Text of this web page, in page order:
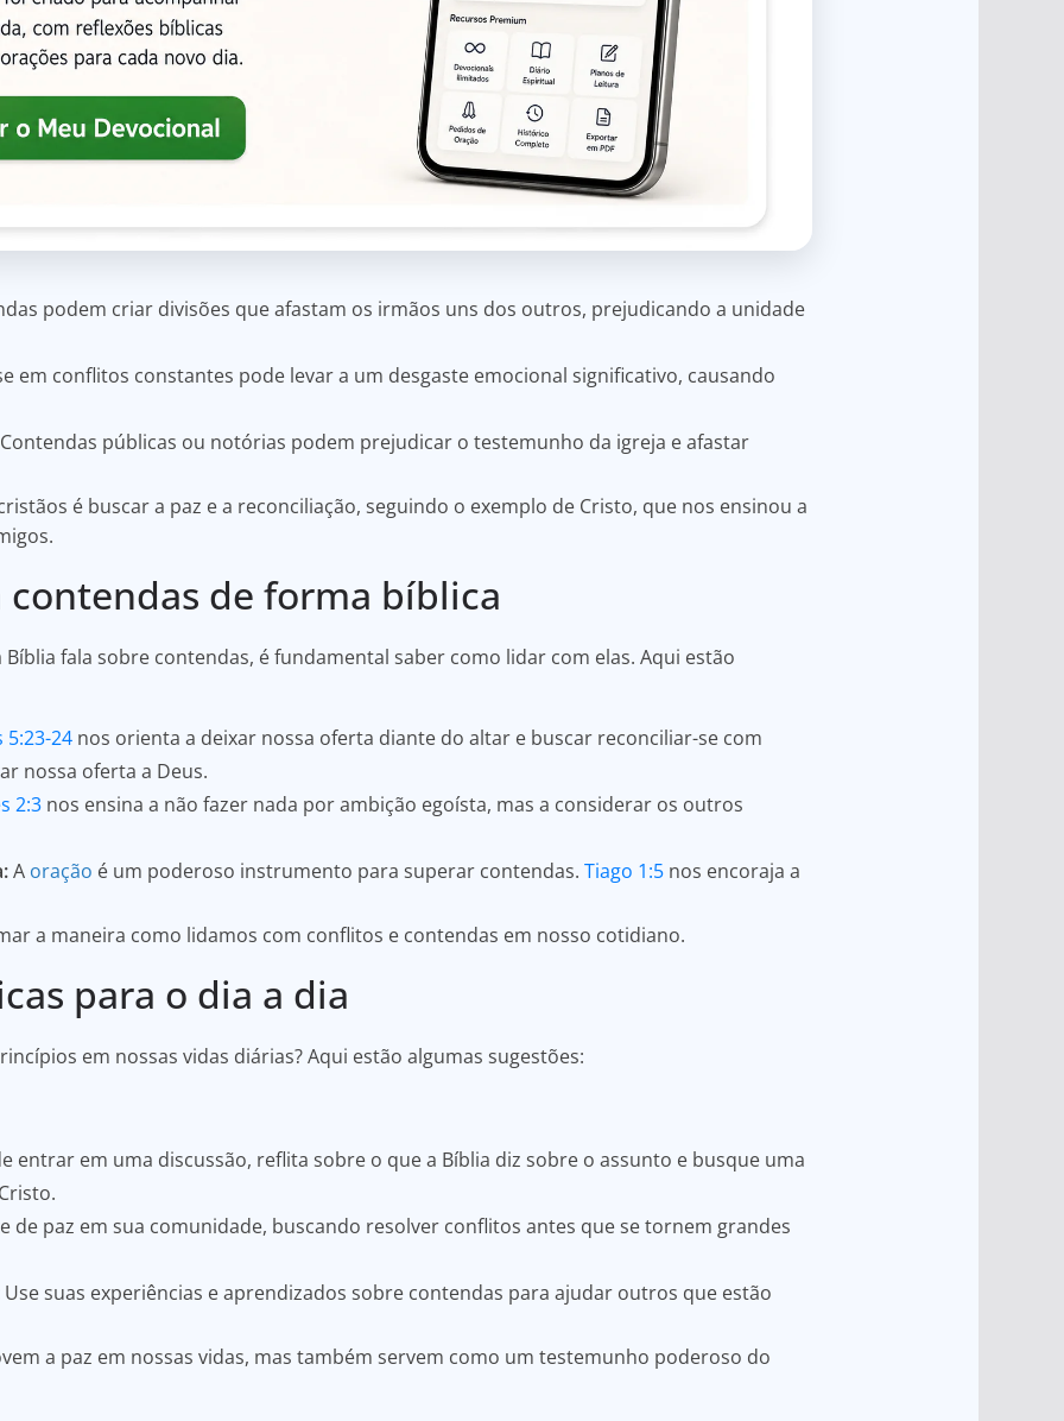
podem criar divisões que afastam os irmãos uns dos outros, prejudicando a unidade
em conflitos constantes pode levar a um desgaste emocional significativo, causando
Contendas públicas ou notórias podem prejudicar o testemunho da igreja e afastar
é buscar a paz e a reconciliação, seguindo o exemplo de Cristo, que nos ensinou a
de forma bíblica
fala sobre contendas, é fundamental saber como lidar com elas. Aqui estão
5:23-24 nos orienta a deixar nossa oferta diante do altar e buscar reconciliar-se com
nossa oferta a Deus.
2:3 nos ensina a não fazer nada por ambição egoísta, mas a considerar os outros
A oração é um poderoso instrumento para superar contendas. Tiago 1:5 nos encoraja a
a maneira como lidamos com conflitos e contendas em nosso cotidiano.
para o dia a dia
em nossas vidas diárias? Aqui estão algumas sugestões:
entrar em uma discussão, reflita sobre o que a Bíblia diz sobre o assunto e busque uma
de paz em sua comunidade, buscando resolver conflitos antes que se tornem grandes
Use suas experiências e aprendizados sobre contendas para ajudar outros que estão
a paz em nossas vidas, mas também servem como um testemunho poderoso do